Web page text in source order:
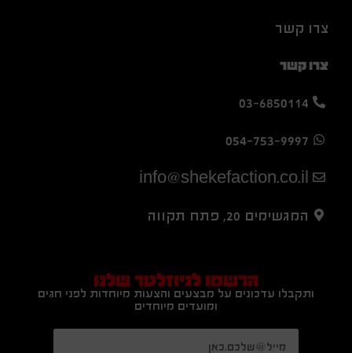
צרו קשר
צרו קשר
03-6850114
054-753-9997
info@shekefaction.co.il
המגשימים 20, פתח תקווה
הרשמו לניוזלטר שלנו
ותקבלו עדכונים על מבצעים והצעות מיוחדות לפני חגים
ומועדים מיוחדים